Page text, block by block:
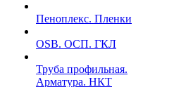
Пеноплекс. Пленки
OSB. ОСП. ГКЛ
Труба профильная.
Арматура. НКТ